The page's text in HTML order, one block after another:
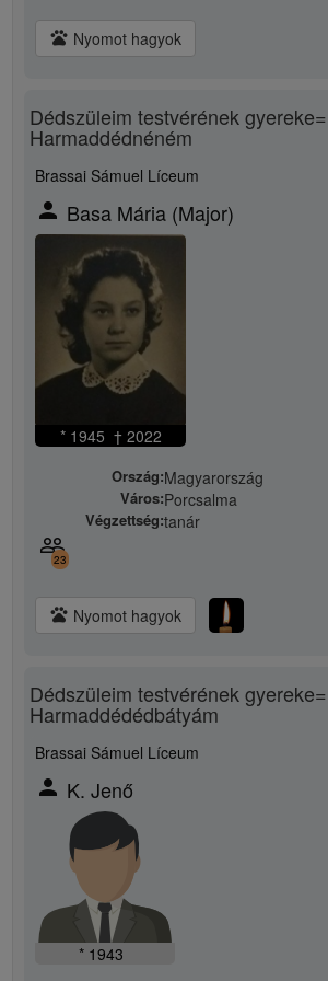
pets Nyomot hagyok
Dédszüleim testvérének gyereke=
Harmaddédnéném
Brassai Sámuel Líceum
person Basa Mária (Major)
* 1945 † 2022
Ország:Magyarország
Város:Porcsalma
Végzettség:tanár
people_outline
23
pets Nyomot hagyok
Dédszüleim testvérének gyereke=
Harmaddédédbátyám
Brassai Sámuel Líceum
person K. Jenő
* 1943